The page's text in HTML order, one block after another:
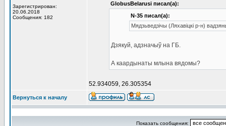
Зарегистрирован:
20.06.2018
Сообщения: 182
GlobusBelarusi писал(а):
N-35 писал(а):
Мядзьведзічы (Ляхавіцкі р-н)
Дзякуй, адзначыў на ГБ.
А каардынаты млына вядомы?
52.934059, 26.305354
Вернуться к началу
Показать сообщения: